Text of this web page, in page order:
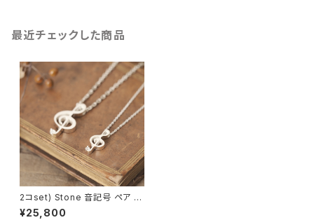
最近チェックした商品
2コset) Stone 音記号 ペア ネ
ックレス シルバー925
¥25,800